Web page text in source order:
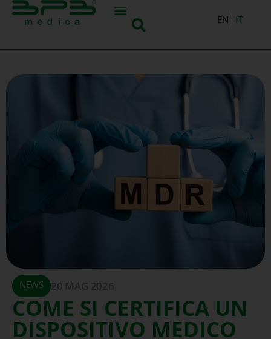
EN IT
NEWS 20 MAG 2026
COME SI CERTIFICA UN
DISPOSITIVO MEDICO